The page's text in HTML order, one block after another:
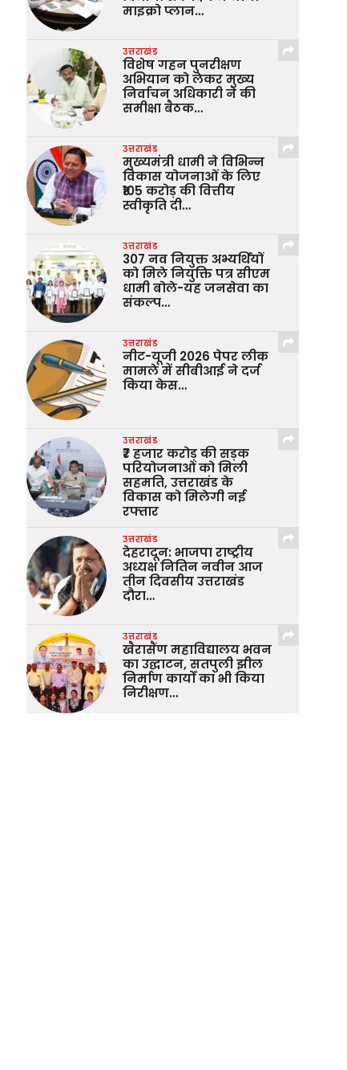
माइक्रो प्लान…
उत्तराखंड
विशेष गहन पुनरीक्षण
अभियान को लेकर मुख्य
निर्वाचन अधिकारी ने की
समीक्षा बैठक…
उत्तराखंड
मुख्यमंत्री धामी ने विभिन्न
विकास योजनाओं के लिए
₹105 करोड़ की वित्तीय
स्वीकृति दी…
उत्तराखंड
307 नव नियुक्त अभ्यर्थियों
को मिले नियुक्ति पत्र सीएम
धामी बोले-यह जनसेवा का
संकल्प…
उत्तराखंड
नीट-यूजी 2026 पेपर लीक
मामले में सीबीआई ने दर्ज
किया केस…
उत्तराखंड
₹7 हजार करोड़ की सड़क
परियोजनाओं को मिली
सहमति, उत्तराखंड के
विकास को मिलेगी नई
रफ्तार
उत्तराखंड
देहरादून: भाजपा राष्ट्रीय
अध्यक्ष नितिन नवीन आज
तीन दिवसीय उत्तराखंड
दौरा…
उत्तराखंड
खैरासैंण महाविद्यालय भवन
का उद्घाटन, सतपुली झील
निर्माण कार्यों का भी किया
निरीक्षण…